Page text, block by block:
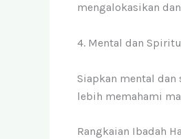
mengalokasikan
4. Mental dan
Siapkan mental
lebih memahami
Rangkaian Ibadah